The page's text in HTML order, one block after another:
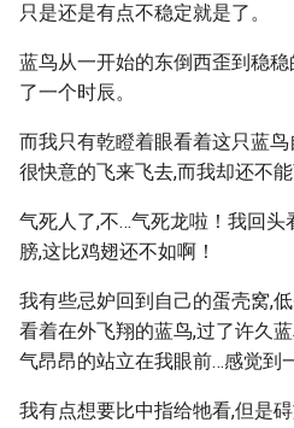
只是还是有点不稳定就是了。
蓝鸟从一开始的东倒西歪到稳
了一个时辰。
而我只有乾瞪着眼看着这只蓝
很快意的飞来飞去,而我却还不
气死人了,不…气死龙啦！我回
膀,这比鸡翅还不如啊！
我有些忌妒回到自己的蛋壳窝,
看着在外飞翔的蓝鸟,过了许久
气昂昂的站立在我眼前…感觉到
我有点想要比中指给牠看,但是